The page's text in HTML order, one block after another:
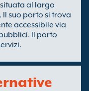
al largo
Il suo porto si trova
accessibile via
Il porto